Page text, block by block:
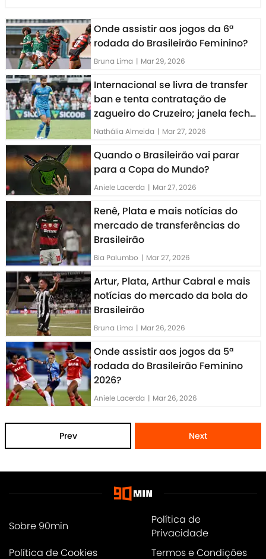
Onde assistir aos jogos da 6ª
rodada do Brasileirão Feminino?
Bruna Lima | Mar 29, 2026
Internacional se livra de transfer
ban e tenta contratação de
zagueiro do Cruzeiro; janela fecha
hoje
Nathália Almeida | Mar 27, 2026
Quando o Brasileirão vai parar
para a Copa do Mundo?
Aniele Lacerda | Mar 27, 2026
Renê, Plata e mais notícias do
mercado de transferências do
Brasileirão
Bia Palumbo | Mar 27, 2026
Artur, Plata, Arthur Cabral e mais
notícias do mercado da bola do
Brasileirão
Bruna Lima | Mar 26, 2026
Onde assistir aos jogos da 5ª
rodada do Brasileirão Feminino
2026?
Aniele Lacerda | Mar 26, 2026
Prev Next
Sobre 90min
Política de
Privacidade
Política de Cookies
Termos e Condições